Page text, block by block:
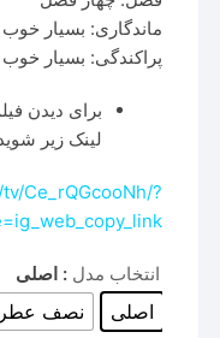
ماندگاری: بسیار خوب
پراکندگی: بسیار خوب
برای دیدن
لینک زیر
Ce_rQGcooNh/?
انتخاب مدل : اصلی
اصلی نصف